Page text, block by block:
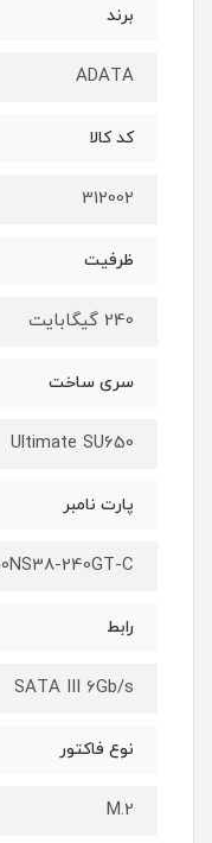
برند
ADATA
کد کالا
312002
ظرفیت
240 گیگابایت
سری ساخت
Ultimate SU650
پارت نامبر
240GT-C
رابط
SATA III 6Gb/s
نوع فاکتور
M.2